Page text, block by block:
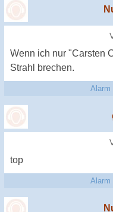
Wenn ich nur "Carsten
Strahl brechen.
Alarm
top
Alarm